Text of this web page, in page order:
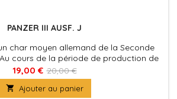
PANZER III AUSF. J
char moyen allemand de la Seconde
cours de la période de production de
a été développé de manière intensive.
19,00 € 20,00 €
 Ajouter au panier